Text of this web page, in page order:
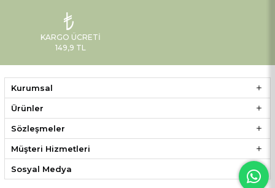
KARGO ÜCRETI
149,9 TL
Kurumsal
Ürünler
Sözleşmeler
Müşteri Hizmetleri
Sosyal Medya